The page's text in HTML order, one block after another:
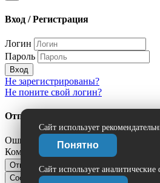
Сайт использует
Понятно
Сайт использует
Вход / Регистрация
Логин
Пароль
Вход
Не зарегистрированы?
Не поните свой логин?
Отправить сообщение об ошибке?
Ошибка:
Комментарий (дополнительно)
Отправить
Сообщить об ошибке
Нашли ошибку?